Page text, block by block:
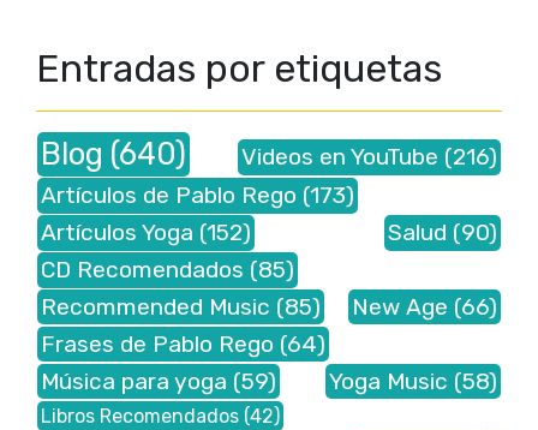
Entradas por etiquetas
Blog (640) Videos en YouTube (216)
Artículos de Pablo Rego (173)
Artículos Yoga (152) Salud (90)
CD Recomendados (85)
Recommended Music (85) New Age (66)
Frases de Pablo Rego (64)
Música para yoga (59) Yoga Music (58)
Libros Recomendados (42)